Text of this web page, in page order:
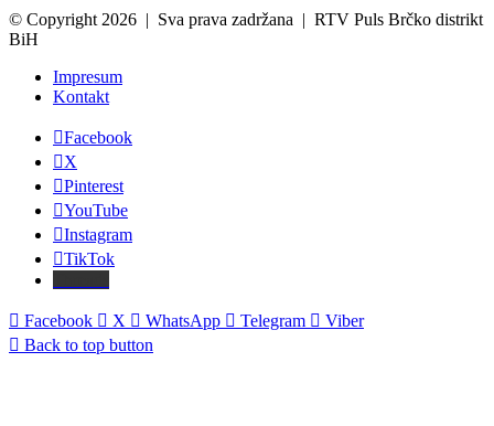
© Copyright 2026 | Sva prava zadržana | RTV Puls Brčko distrikt
BiH
Impresum
Kontakt
Facebook
X
Pinterest
YouTube
Instagram
TikTok
Facebook X WhatsApp Telegram
Viber
Back to top button